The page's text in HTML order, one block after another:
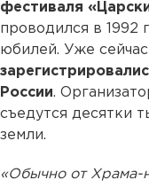
фестиваля
проводился в 1992
юбилей. Уже
России.
съедутся десятки
земли.
«Обычно от Храма-